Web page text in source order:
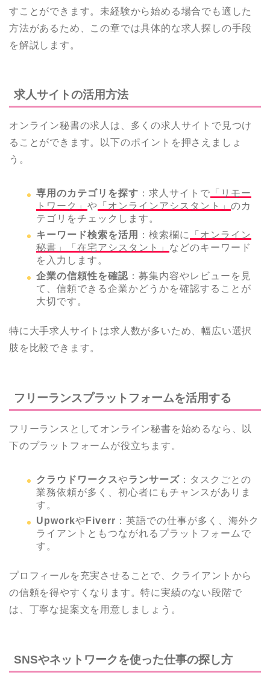
すことができます。未経験から始める場合でも適した
方法があるため、この章では具体的な求人探しの手段
を解説します。
求人サイトの活用方法
オンライン秘書の求人は、多くの求人サイトで見つけ
ることができます。以下のポイントを押さえましょ
う。
専用のカテゴリを探す ：求人サイトで 「リモー
トワーク」 や 「オンラインアシスタント」 のカ
テゴリをチェックします。
キーワード検索を活用
：検索欄に
「オンライン
秘書」「在宅アシスタント」 などのキーワード
を入力します。
企業の信頼性を確認 ：募集内容やレビューを見
て、信頼できる企業かどうかを確認することが
大切です。
特に大手求人サイトは求人数が多いため、幅広い選択
肢を比較できます。
フリーランスプラットフォームを活用する
フリーランスとしてオンライン秘書を始めるなら、以
下のプラットフォームが役立ちます。
クラウドワークスやランサーズ ：タスクごとの
業務依頼が多く、初心者にもチャンスがありま
す。
Upworkや Fiverr ：英語での仕事が多く、海外ク
ライアントともつながれるプラットフォームで
す。
プロフィールを充実させることで、クライアントから
の信頼を得やすくなります。特に実績のない段階で
は、丁寧な提案文を用意しましょう。
SNSやネットワークを使った仕事の探し方